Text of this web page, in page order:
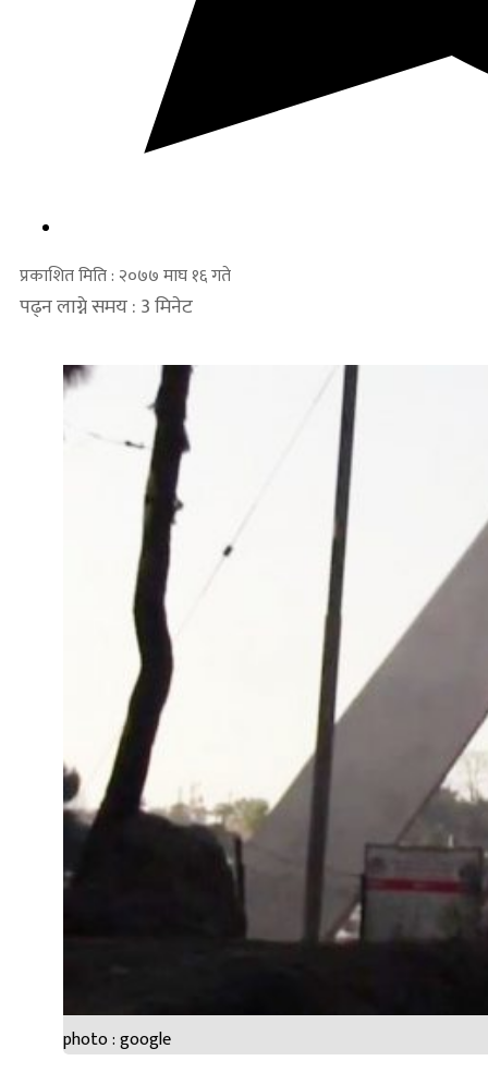
प्रकाशित मिति : २०७७ माघ १६ गते
पढ्न लाग्ने समय : 3 मिनेट
photo : google